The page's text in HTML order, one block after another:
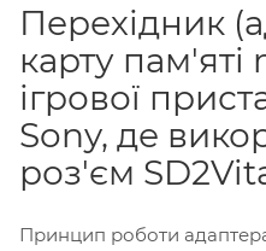
Перехідник
карту
ігрової
Sony, де
роз'єм
Принцип роботи